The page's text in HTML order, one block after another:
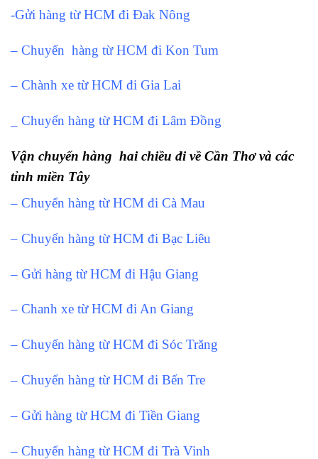
-Gửi hàng từ HCM đi Đak Nông
– Chuyển hàng từ HCM đi Kon Tum
– Chành xe từ HCM đi Gia Lai
_ Chuyển hàng từ HCM đi Lâm Đồng
Vận chuyển hàng hai chiều đi về Cần Thơ và các
tỉnh miền Tây
– Chuyển hàng từ HCM đi Cà Mau
– Chuyển hàng từ HCM đi Bạc Liêu
– Gửi hàng từ HCM đi Hậu Giang
– Chanh xe từ HCM đi An Giang
– Chuyển hàng từ HCM đi Sóc Trăng
– Chuyển hàng từ HCM đi Bến Tre
– Gửi hàng từ HCM đi Tiền Giang
– Chuyển hàng từ HCM đi Trà Vinh